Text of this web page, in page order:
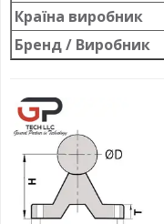
Країна виробник
Бренд / Виробник